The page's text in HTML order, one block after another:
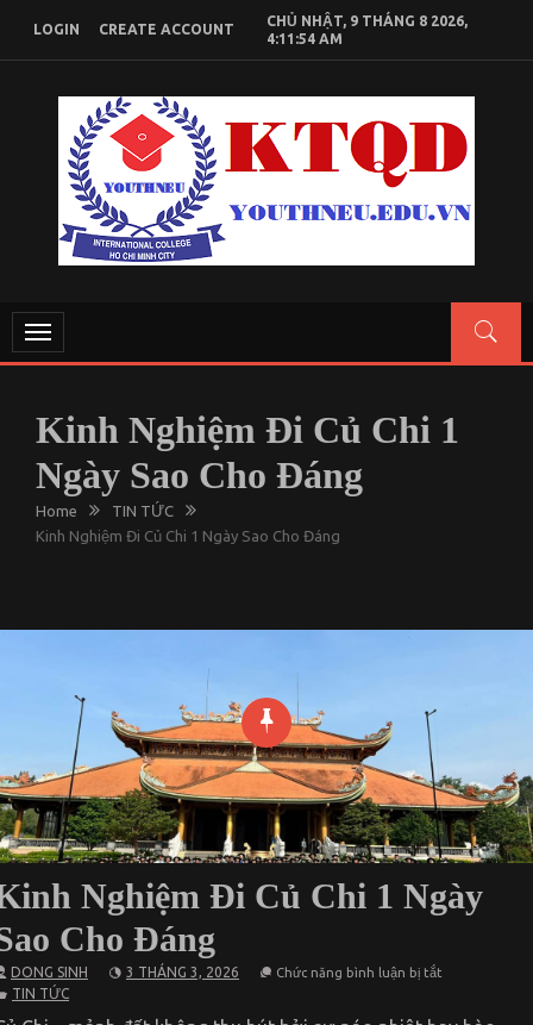
content
LOGIN CREATE ACCOUNT
CHỦ NHẬT, 9 THÁNG 8 2026,
4:11:54 AM
KIẾN THỨC KINH TẾ QUỐC DÂN
Toggle
navigation
Kinh Nghiệm Đi Củ Chi 1
Ngày Sao Cho Đáng
Home
TIN TỨC
Kinh Nghiệm Đi Củ Chi 1 Ngày Sao Cho Đáng
Nghiệm Đi Củ Chi 1 Ngày
Cho Đáng
DONG SINH 3 THÁNG 3, 2026 Chức năng bình luận bị tắt
TIN TỨC